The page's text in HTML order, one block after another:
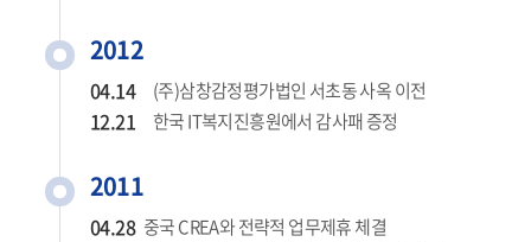
2012
04.14 (주)삼창감정평가법인 서초동 사옥 이전
12.21 한국 IT복지진흥원에서 감사패 증정
2011
04.28 중국 CREA와 전략적 업무제휴 체결